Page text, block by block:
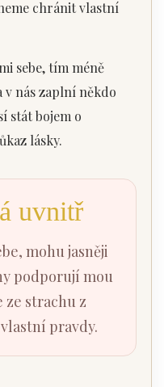
chránit vlastní
sebe, tím méně
v nás zaplní někdo
stát bojem o
lásky.
uvnitř
mohu jasněji
podporují mou
ze strachu z
pravdy.